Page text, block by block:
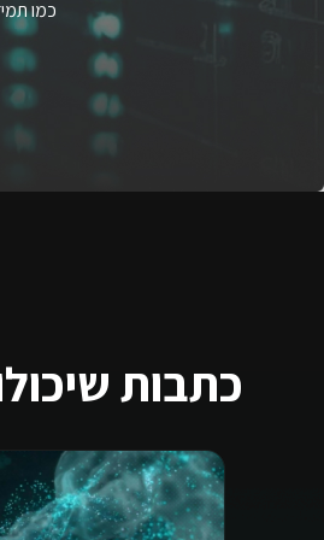
כמו
כתבות